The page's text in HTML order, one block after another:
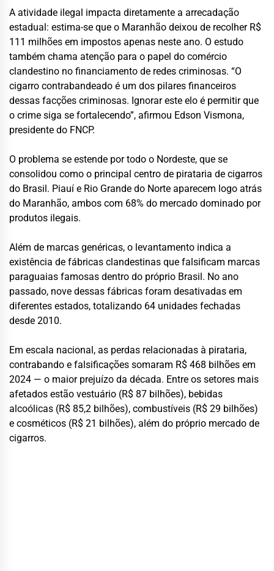
A atividade ilegal impacta diretamente a arrecadação
estadual: estima-se que o Maranhão deixou de recolher R$
111 milhões em impostos apenas neste ano. O estudo
também chama atenção para o papel do comércio
clandestino no financiamento de redes criminosas. “O
cigarro contrabandeado é um dos pilares financeiros
dessas facções criminosas. Ignorar este elo é permitir que
o crime siga se fortalecendo”, afirmou Edson Vismona,
presidente do FNCP.
O problema se estende por todo o Nordeste, que se
consolidou como o principal centro de pirataria de cigarros
do Brasil. Piauí e Rio Grande do Norte aparecem logo atrás
do Maranhão, ambos com 68% do mercado dominado por
produtos ilegais.
Além de marcas genéricas, o levantamento indica a
existência de fábricas clandestinas que falsificam marcas
paraguaias famosas dentro do próprio Brasil. No ano
passado, nove dessas fábricas foram desativadas em
diferentes estados, totalizando 64 unidades fechadas
desde 2010.
Em escala nacional, as perdas relacionadas à pirataria,
contrabando e falsificações somaram R$ 468 bilhões em
2024 — o maior prejuízo da década. Entre os setores mais
afetados estão vestuário (R$ 87 bilhões), bebidas
alcoólicas (R$ 85,2 bilhões), combustíveis (R$ 29 bilhões)
e cosméticos (R$ 21 bilhões), além do próprio mercado de
cigarros.